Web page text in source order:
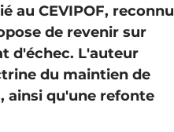
au CEVIPOF, reconnu
de revenir sur
d'échec. L'auteur
du maintien de
ainsi qu'une refonte